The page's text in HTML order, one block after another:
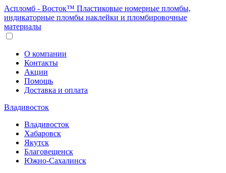
Аспломб - Восток™ Пластиковые номерные пломбы,
индикаторные пломбы наклейки и пломбировочные
материалы
О компании
Контакты
Акции
Помощь
Доставка и оплата
Владивосток
Владивосток
Хабаровск
Якутск
Благовещенск
Южно-Сахалинск